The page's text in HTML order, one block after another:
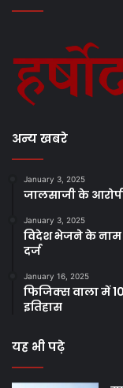
अन्य खबरे
January 3, 2025
जालसाजी के
January 3, 2025
विदेश भेजने के नाम
दर्ज
January 16, 2025
फिजिक्स वाला में
इतिहास
यह भी पढ़े